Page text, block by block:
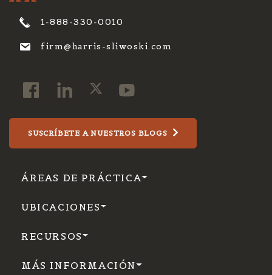
1-888-330-0010
firm@harris-sliwoski.com
SUSCRÍBETE A NUESTROS BLOGS
ÁREAS DE PRÁCTICA
UBICACIONES
RECURSOS
MÁS INFORMACIÓN